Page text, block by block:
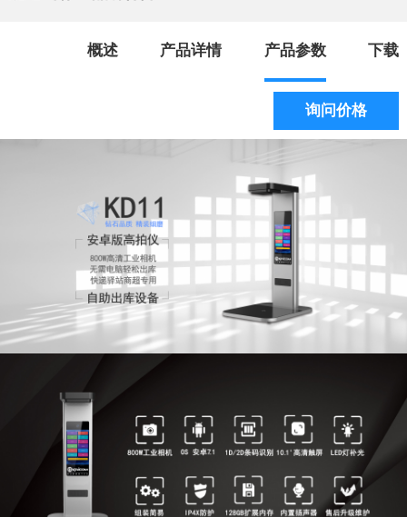
概述 产品详情 产品参数 下载
询问价格